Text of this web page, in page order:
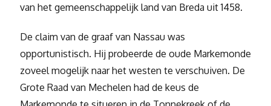
van het gemeenschappelijk land van Breda uit 1458.
De claim van de graaf van Nassau was
opportunistisch. Hij probeerde de oude Markemonde
zoveel mogelijk naar het westen te verschuiven. De
Grote Raad van Mechelen had de keus de